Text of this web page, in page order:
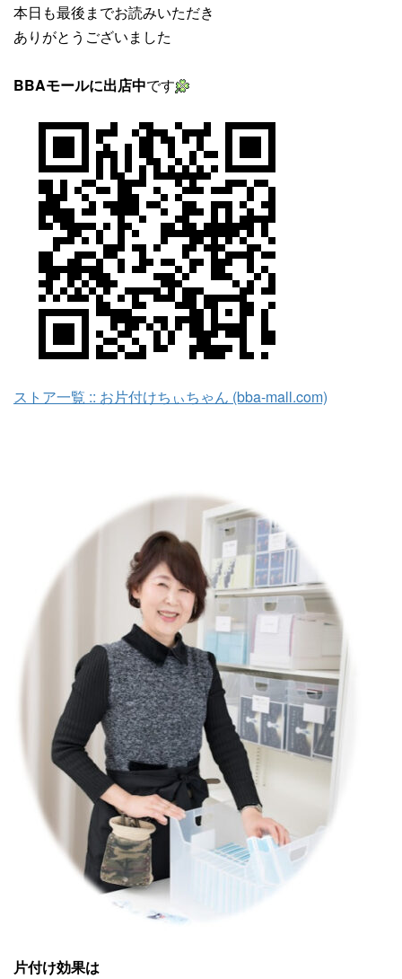
本日も最後までお読みいただき
ありがとうございました
BBAモールに出店中です
ストア一覧 :: お片付けちぃちゃん (bba-mall.com)
片付け効果は